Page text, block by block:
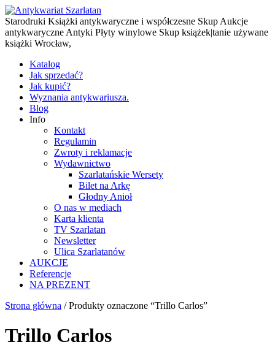
Starodruki Książki antykwaryczne i współczesne Skup Aukcje
antykwaryczne Antyki Płyty winylowe Skup książek|tanie używane
książki Wrocław,
Katalog
Jak sprzedać?
Jak kupić?
Wyznania antykwariusza.
Blog
Info
Kontakt
Regulamin
Zwroty i reklamacje
Wydawnictwo
Szarlatańskie Wersety
Bilet na Arkę
Głodny Anioł
O nas w mediach
Karta klienta
TV Szarlatan
Newsletter
Ulica Szarlatanów
AUKCJE
Referencje
NA PREZENT
Strona główna / Produkty oznaczone “Trillo Carlos”
Trillo Carlos